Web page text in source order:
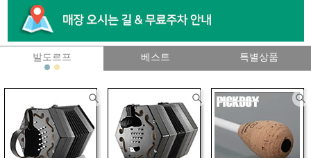
발도르프 베스트 특별상품